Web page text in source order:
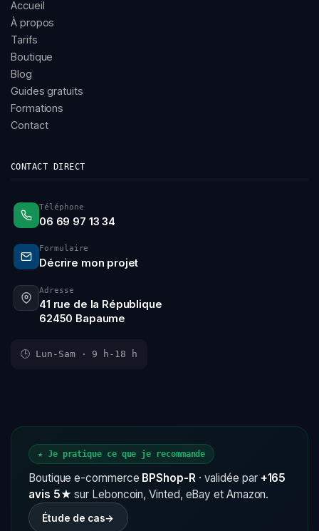
Accueil
À propos
Tarifs
Boutique
Blog
Guides gratuits
Formations
Contact
CONTACT DIRECT
Téléphone
06 69 97 13 34
Formulaire
Décrire mon projet
Adresse
41 rue de la République
62450 Bapaume
🕒 Lun-Sam · 9 h-18 h
★ Je pratique ce que je recommande
Boutique e-commerce BPShop-R· validée par +165
avis 5★ sur Leboncoin, Vinted, eBay et Amazon.
Étude de cas→